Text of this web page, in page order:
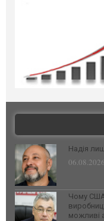
Надія
Чому США
можливі